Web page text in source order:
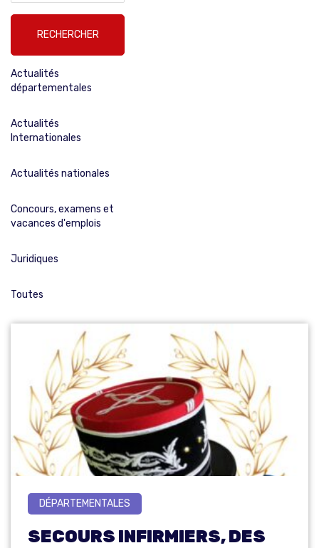
Actualités
départementales
Actualités
Internationales
Actualités nationales
Concours, examens et
vacances d'emplois
Juridiques
Toutes
DÉPARTEMENTALES
SECOURS INFIRMIERS, DES